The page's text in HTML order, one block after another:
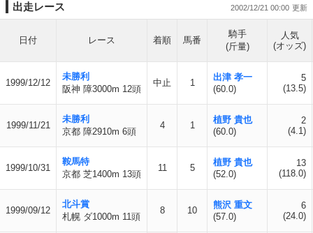
出走レース 2002/12/21 00:00
日付 レース 着順 馬番
騎手
(斤量)
人気
(オッズ)
1999/12/12
未勝利
阪神 障3000m 12頭
中止 1
出津 孝一
(60.0)
5
(13.5)
1999/11/21
未勝利
京都 障2910m 6頭
4 1
植野 貴也
(60.0)
2
(4.1)
1999/10/31
鞍馬特
京都 芝1400m 13頭
11 5
植野 貴也
(52.0)
13
(118.0)
1999/09/12
北斗賞
札幌 ダ1000m 11頭
8 10
熊沢 重文
(57.0)
6
(24.0)